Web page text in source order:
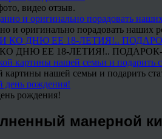
видео отзыв.
и оригинально порадовать наших
ДНЮ ЕЕ 18-ЛЕТИЯ!..
картины нашей семьи и подарить
рождения!
манерной